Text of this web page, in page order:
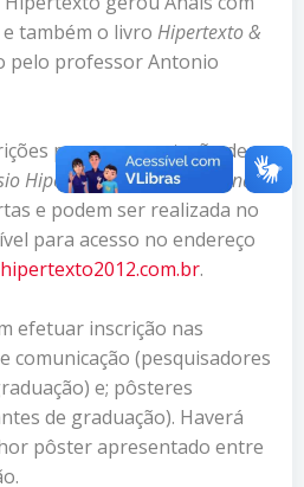
também o livro Hipertexto &
pelo professor Antonio
para apresentação de
Hipertexto e Tecnologias na
e podem ser realizada no
para acesso no endereço
br.
efetuar inscrição nas
comunicação (pesquisadores
e; pôsteres
de graduação). Haverá
pôster apresentado entre